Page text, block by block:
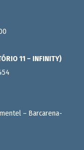
11 – INFINITY)
– Barcarena-